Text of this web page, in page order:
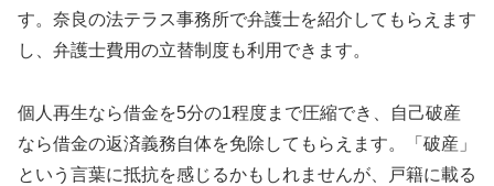
す。奈良の法テラス事務所で弁護士を紹介してもらえます
し、弁護士費用の立替制度も利用できます。
個人再生なら借金を5分の1程度まで圧縮でき、自己破産
なら借金の返済義務自体を免除してもらえます。「破産」
という言葉に抵抗を感じるかもしれませんが、戸籍に載る